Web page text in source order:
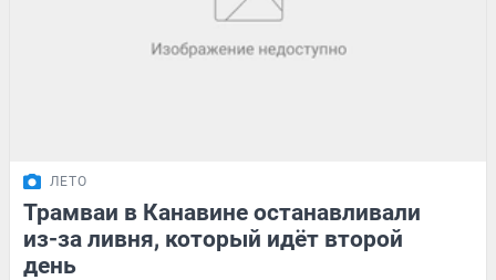
ЛЕТО
Трамваи в Канавине останавливали
из-за ливня, который идёт второй
день